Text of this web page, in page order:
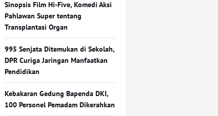
Sinopsis Film Hi-Five, Komedi Aksi
Pahlawan Super tentang
Transplantasi Organ
995 Senjata Ditemukan di Sekolah,
DPR Curiga Jaringan Manfaatkan
Pendidikan
Kebakaran Gedung Bapenda DKI,
100 Personel Pemadam Dikerahkan